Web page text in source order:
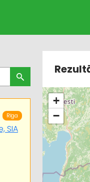
Rīga
+
−